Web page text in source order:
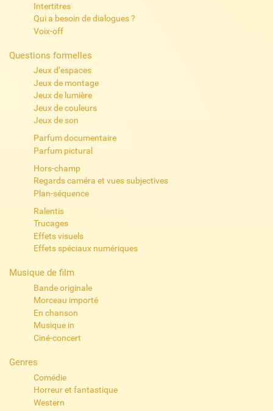
Intertitres
Qui a besoin de dialogues ?
Voix-off
Questions formelles
Jeux d’espaces
Jeux de montage
Jeux de lumière
Jeux de couleurs
Jeux de son
Parfum documentaire
Parfum pictural
Hors-champ
Regards caméra et vues subjectives
Plan-séquence
Ralentis
Trucages
Effets visuels
Effets spéciaux numériques
Musique de film
Bande originale
Morceau importé
En chanson
Musique in
Ciné-concert
Genres
Comédie
Horreur et fantastique
Western